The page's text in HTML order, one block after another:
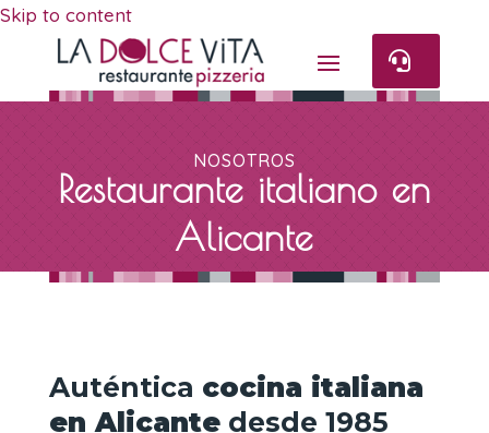
Skip to content

Restaurante italiano en
Alicante
NOSOTROS
Auténtica cocina italiana
en Alicantedesde 1985